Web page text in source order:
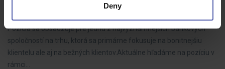
Deny
Pozícia sa obsadzuje pre jednu z najvýznamnejších bankových
spoločností na trhu, ktorá sa primárne fokusuje na bonitnejšiu
klientelu ale aj na bežných klientov.Aktuálne hľadáme na pozíciu v
rámci…